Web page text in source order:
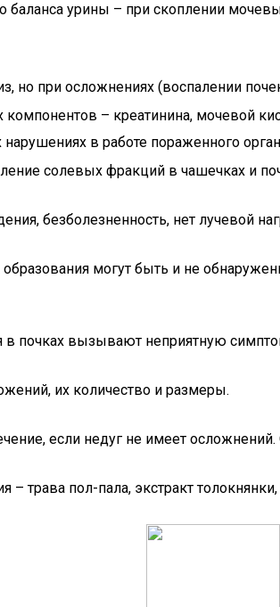
урины – при скоплении
но при осложнениях (воспалении
– креатинина, мочевой
в работе пораженного
солевых фракций в чашечках и
безболезненность, нет лучевой
могут быть и не
почках вызывают неприятную
их количество и размеры.
если недуг не имеет
– трава пол-пала, экстракт